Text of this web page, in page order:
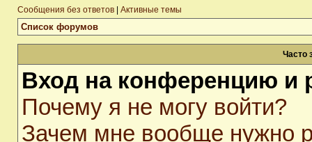
Сообщения без ответов Активные темы
Список форумов
Часто
Вход на конференцию и
Почему я не могу войти?
Зачем мне вообще нужно